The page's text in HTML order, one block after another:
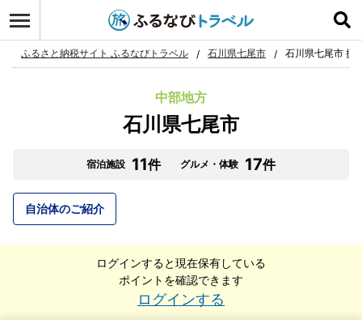
ふるさと納税サイト ふるなびトラベル 石川県七尾市 石川県七尾市 提
中部地方
石川県七尾市
宿泊施設 11件 グルメ・体験 17件
自治体のご紹介
ログインすると現在保有している
ポイントを確認できます
ログインする